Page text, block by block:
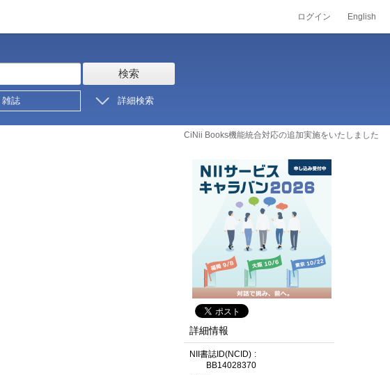
ログイン English
検索
雑誌 詳細検索
CiNii Books機能統合対応の追加実施をいたしました
詳細情報
NII書誌ID(NCID)
BB14028370